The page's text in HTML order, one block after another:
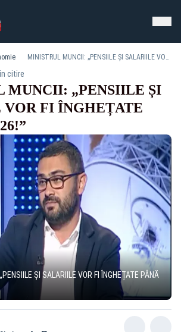
MINISTRUL MUNCII: „PENSIILE ȘI SALARIILE VOR FI ÎNGHEȚATE PÂNĂ ÎN 2026!”
citire
MUNCII: „PENSIILE ȘI
FI ÎNGHEȚATE
ȘI SALARIILE VOR FI ÎNGHEȚATE PÂNĂ